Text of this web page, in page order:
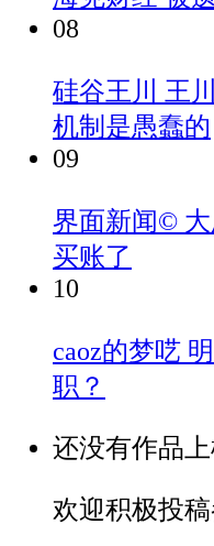
08
硅谷王川
王
机制是愚蠢的
09
界面新闻©
买账了
10
caoz的梦呓
职？
还没有作品
欢迎积极投